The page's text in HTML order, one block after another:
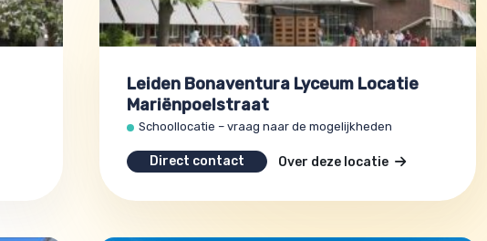
Leiden Bonaventura Lyceum Locatie
Mariënpoelstraat
Schoollocatie – vraag naar de mogelijkheden
Direct contact Over deze locatie